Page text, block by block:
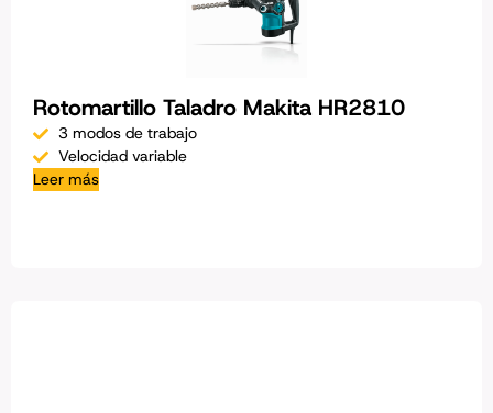
Rotomartillo Taladro Makita HR2810
3 modos de trabajo
Velocidad variable
Leer más